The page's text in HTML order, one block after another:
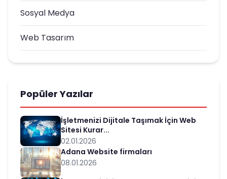
Sosyal Medya
Web Tasarım
Popüler Yazılar
İşletmenizi Dijitale Taşımak İçin Web
Sitesi Kurar...
02.01.2026
Adana Website firmaları
08.01.2026